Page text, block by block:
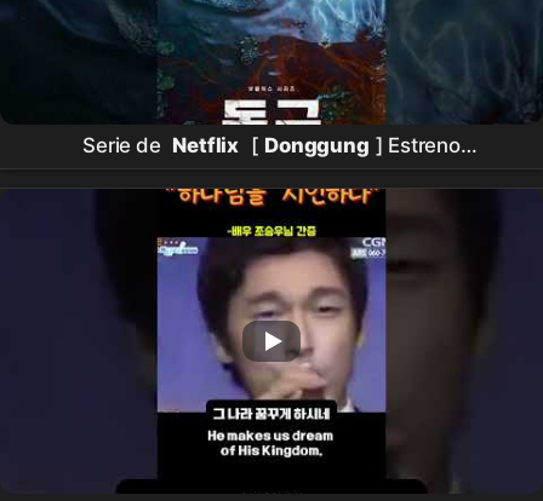
Serie de Netflix [ Donggung ] Estreno
Confirmado el 17 de julio (viernes) | Nam Joohyuk,
Roh Yoonseo, Jo Seungwoo